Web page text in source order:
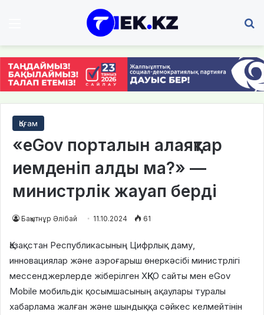
Қоғам
«eGov порталын алаяқтар
иемденіп алды ма?» —
министрлік жауап берді
Бақытнұр Әлібай 11.10.2024 61
Қазақстан Республикасының Цифрлық даму,
инновациялар және аэроғарыш өнеркәсібі министрлігі
мессенджерлерде жіберілген ХҚКО сайты мен eGov
Mobile мобильдік қосымшасының ақаулары туралы
хабарлама жалған және шындыққа сәйкес келмейтінін